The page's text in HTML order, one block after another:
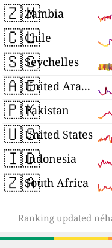
🇿🇲Zambia
🇨🇱
Chile
🇸🇨Seychelles
🇦🇪 United Arab Emirates
🇵🇰Pakistan
🇺🇸United States
🇮🇩Indonesia
🇿🇦South Africa
Ranking updated